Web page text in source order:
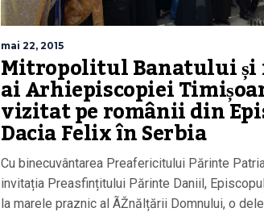
mai 22, 2015
Mitropolitul Banatului
ai Arhiepiscopiei
vizitat pe românii din
Dacia Felix în Serbia
Cu binecuvântarea Preafericitului Părinte
invitația Preasfințitului Părinte Daniil,
la marele praznic al ÃŽnălțării Domnului, o